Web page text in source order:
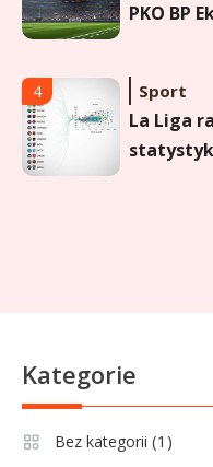
PKO BP
4 Sport
La Liga
6
Kategorie
Bez kategorii (1)